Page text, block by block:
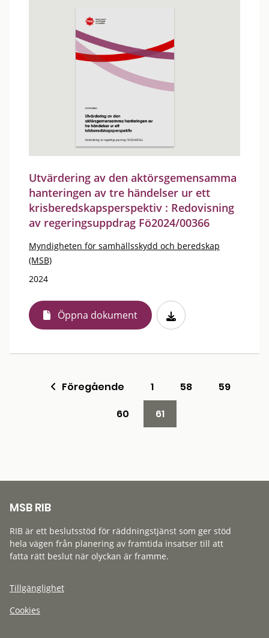
Utvärdering av den aktörsgemensamma
hanteringen av tre händelser ur ett
krisberedskapsperspektiv : Redovisning
av regeringsuppdrag Fö2024/00366
Myndigheten för samhällsskydd och beredskap
(MSB)
2024
Öppna dokument
Föregående 1 58
59
60
61
MSB RIB
RIB är ett beslutsstöd för räddningstjänst som ger stöd
hela vägen från planering av framtida insatser till att
fatta rätt beslut när olyckan är framme.
Tillgänglighet
Cookies